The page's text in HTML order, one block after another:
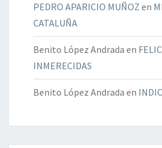
PEDRO APARICIO MUÑOZ en
CATALUÑA
Benito López Andrada en
INMERECIDAS
Benito López Andrada en